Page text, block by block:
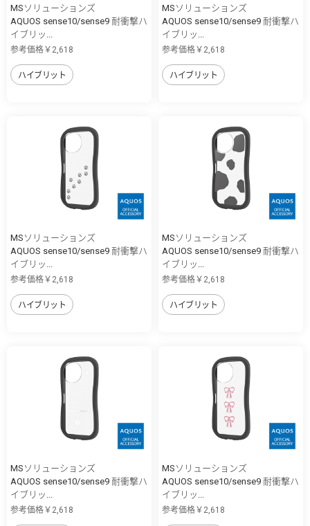
MSソリューションズ
AQUOS sense10/sense9 耐衝撃ハ
イブリッ...
参考価格￥2,618
ハイブリット
MSソリューションズ
AQUOS sense10/sense9 耐衝撃ハ
イブリッ...
参考価格￥2,618
ハイブリット
MSソリューションズ
AQUOS sense10/sense9 耐衝撃ハ
イブリッ...
参考価格￥2,618
ハイブリット
MSソリューションズ
AQUOS sense10/sense9 耐衝撃ハ
イブリッ...
参考価格￥2,618
ハイブリット
MSソリューションズ
AQUOS sense10/sense9 耐衝撃ハ
イブリッ...
参考価格￥2,618
MSソリューションズ
AQUOS sense10/sense9 耐衝撃ハ
イブリッ...
参考価格￥2,618